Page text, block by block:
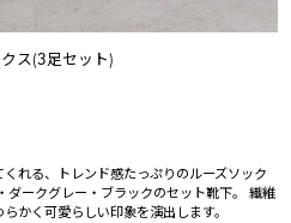
ス(3足セット)
れる、トレンド感たっぷりのルーズソック
ダークグレー・ブラックのセット靴下。 繊維
かく可愛らしい印象を演出します。